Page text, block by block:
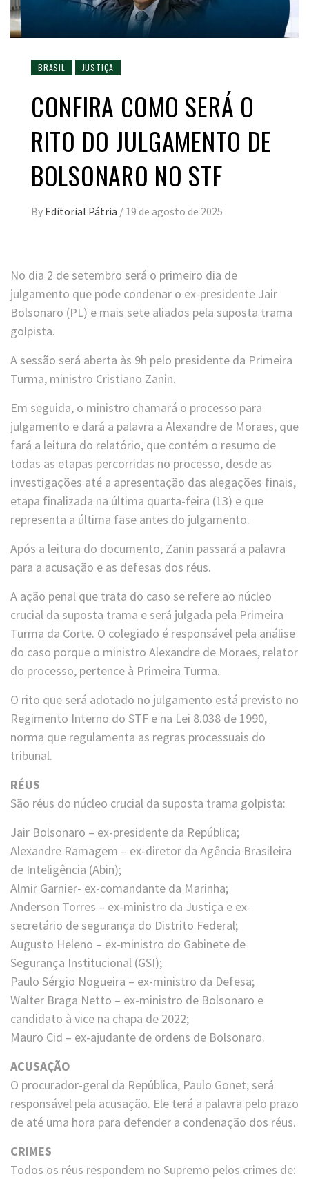
BRASIL JUSTIÇA
CONFIRA COMO SERÁ O
RITO DO JULGAMENTO DE
BOLSONARO NO STF
By Editorial Pátria / 19 de agosto de 2025
No dia 2 de setembro será o primeiro dia de
julgamento que pode condenar o ex-presidente Jair
Bolsonaro (PL) e mais sete aliados pela suposta trama
golpista.
A sessão será aberta às 9h pelo presidente da Primeira
Turma, ministro Cristiano Zanin.
Em seguida, o ministro chamará o processo para
julgamento e dará a palavra a Alexandre de Moraes, que
fará a leitura do relatório, que contém o resumo de
todas as etapas percorridas no processo, desde as
investigações até a apresentação das alegações finais,
etapa finalizada na última quarta-feira (13) e que
representa a última fase antes do julgamento.
Após a leitura do documento, Zanin passará a palavra
para a acusação e as defesas dos réus.
A ação penal que trata do caso se refere ao núcleo
crucial da suposta trama e será julgada pela Primeira
Turma da Corte. O colegiado é responsável pela análise
do caso porque o ministro Alexandre de Moraes, relator
do processo, pertence à Primeira Turma.
O rito que será adotado no julgamento está previsto no
Regimento Interno do STF e na Lei 8.038 de 1990,
norma que regulamenta as regras processuais do
tribunal.
RÉUS
São réus do núcleo crucial da suposta trama golpista:
Jair Bolsonaro – ex-presidente da República;
Alexandre Ramagem – ex-diretor da Agência Brasileira
de Inteligência (Abin);
Almir Garnier- ex-comandante da Marinha;
Anderson Torres – ex-ministro da Justiça e ex-
secretário de segurança do Distrito Federal;
Augusto Heleno – ex-ministro do Gabinete de
Segurança Institucional (GSI);
Paulo Sérgio Nogueira – ex-ministro da Defesa;
Walter Braga Netto – ex-ministro de Bolsonaro e
candidato à vice na chapa de 2022;
Mauro Cid – ex-ajudante de ordens de Bolsonaro.
ACUSAÇÃO
O procurador-geral da República, Paulo Gonet, será
responsável pela acusação. Ele terá a palavra pelo prazo
de até uma hora para defender a condenação dos réus.
CRIMES
Todos os réus respondem no Supremo pelos crimes de: